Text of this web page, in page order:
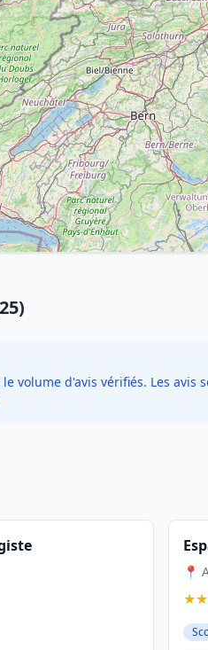
d'avis vérifiés. Les avis
📍